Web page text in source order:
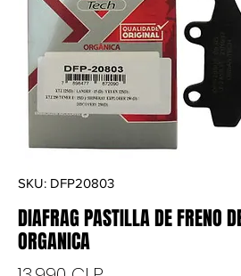
SKU: DFP20803
DIAFRAG PASTILLA DE FRENO
ORGANICA